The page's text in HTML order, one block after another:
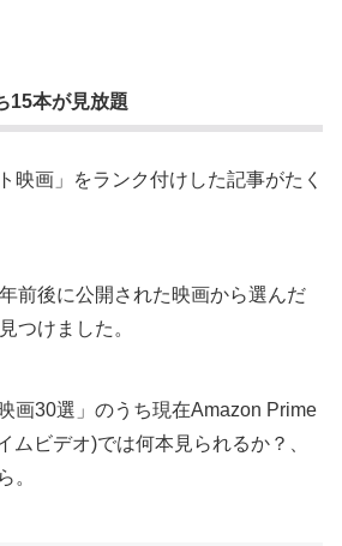
15本が見放題
映画」をランク付けした記事がたく
前後に公開された映画から選んだ
つけました。
画30選」のうち現在Amazon Prime
ムビデオ)では何本見られるか？、
。